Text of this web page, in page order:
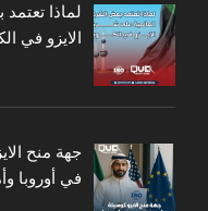
لماذا
الايزو في
جهة منح
في أوروبا